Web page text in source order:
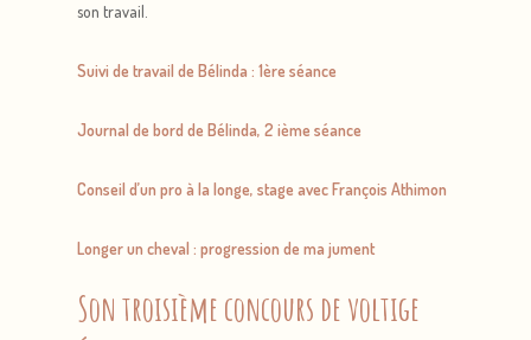
son travail.
Suivi de travail de Bélinda : 1ère séance
Journal de bord de Bélinda, 2 ième séance
Conseil d’un pro à la longe, stage avec François Athimon
Longer un cheval : progression de ma jument
Son troisième concours de voltige